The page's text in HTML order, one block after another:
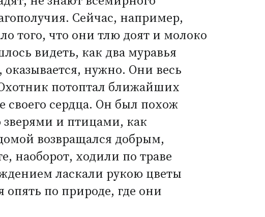
Сейчас, например,
того, что они тлю доят и молоко
видеть, как два муравья
нужно. Они весь
потоптал ближайших
своего сердца. Он был похож
зверями и птицами, как
возвращался добрым,
наоборот, ходили по траве
ласкали рукою цветы
по природе, где они